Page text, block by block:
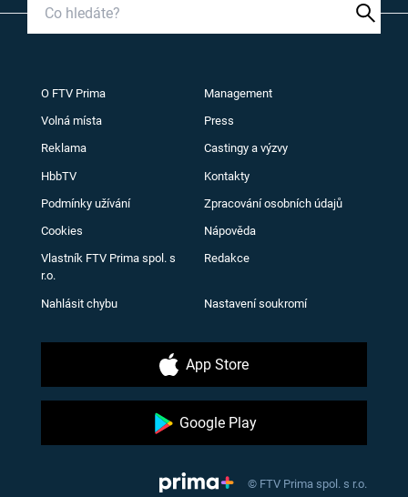
O FTV Prima Management
Volná místa Press
Reklama Castingy a výzvy
HbbTV Kontakty
Podmínky užívání Zpracování osobních údajů
Cookies Nápověda
Vlastník FTV Prima spol. s
r.o.
Redakce
Nahlásit chybu Nastavení soukromí
App Store
Google Play
© FTV Prima spol. s r.o.